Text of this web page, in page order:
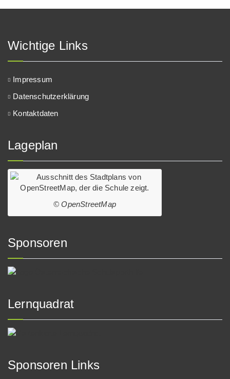
Wichtige Links
Impressum
Datenschutzerklärung
Kontaktdaten
Lageplan
© OpenStreetMap
Sponsoren
Lernquadrat
Sponsoren Links